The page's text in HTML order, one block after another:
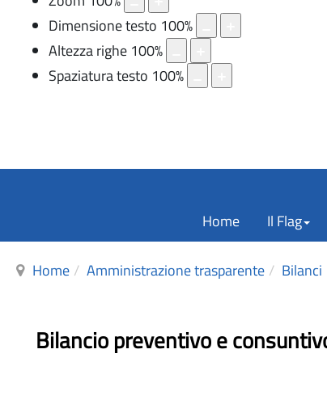
Dimensione testo 100%
Altezza righe 100%
Spaziatura testo 100%
Home Il Flag
Home Amministrazione trasparente Bilanci
Bilancio preventivo e